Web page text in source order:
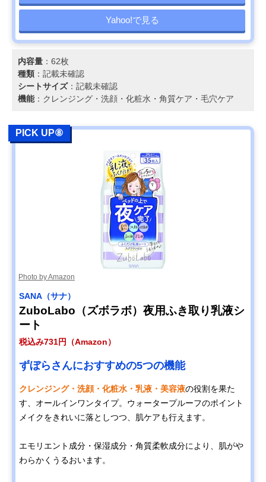
Yahoo!で見る
内容量 ：62枚
種類 ：記載未確認
シートサイズ：記載未確認
機能：クレンジング・洗顔・化粧水・角質ケア・毛穴ケア
PICK UP⑧
Photo by Amazon
SANA（サナ）
ZuboLabo（ズボラボ）夜用ふき取り乳液シ
ート
税込み731円（Amazon）
ずぼらさんにおすすめの5つの機能
クレンジング・洗顔・化粧水・乳液・美容液の役割を果た
す、オールインワンタイプ。ウォータープルーフのポイント
メイクをきれいに落としつつ、肌ケアも行えます。
エモリエント成分・保湿成分・角質柔軟成分により、肌がや
わらかくうるおいます。